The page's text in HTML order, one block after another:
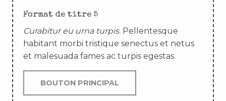
Format de titre 5
Curabitur eu urna turpis. Pellentesque
habitant morbi tristique senectus et netus
et malesuada fames ac turpis egestas.
BOUTON PRINCIPAL